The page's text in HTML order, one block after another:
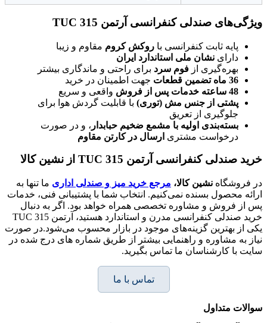
ویژگی‌های صندلی کنفرانسی آرتمن TUC 315
پایه ثابت کنفرانسی با روکش کروم مقاوم و زیبا
دارای نشان ملی استاندارد ایران
بهره‌گیری از فوم سرد برای راحتی و ماندگاری بیشتر
36 ماه تضمین قطعات جهت اطمینان در خرید
48 ساعته خدمات پس از فروش واقعی و سریع
پشتی از جنس مش (توری) با قابلیت گردش هوا برای
جلوگیری از تعریق
بسته‌بندی اولیه با مشمع ضخیم حبابدار ، و در صورت
درخواست مشتری ارسال در کارتن مقاوم
خرید صندلی کنفرانسی آرتمن TUC 315 از نشین کالا
در فروشگاه نشین کالا، مرجع خرید میز و صندلی اداری ما تنها به
ارائه محصول بسنده نمی‌کنیم. انتخاب شما با پشتیبانی فنی، خدمات
پس از فروش و مشاوره تخصصی همراه خواهد بود. اگر به دنبال
خرید صندلی کنفرانسی مدرن و استاندارد هستید، آرتمن TUC 315
یکی از بهترین گزینه‌های موجود در بازار محسوب می‌شود.در صورت
نیاز به مشاوره و راهنمایی بیشتر از طریق شماره های درج شده در
سایت با کارشناسان ما تماس بگیرید.
تماس با ما
سوالات متداول